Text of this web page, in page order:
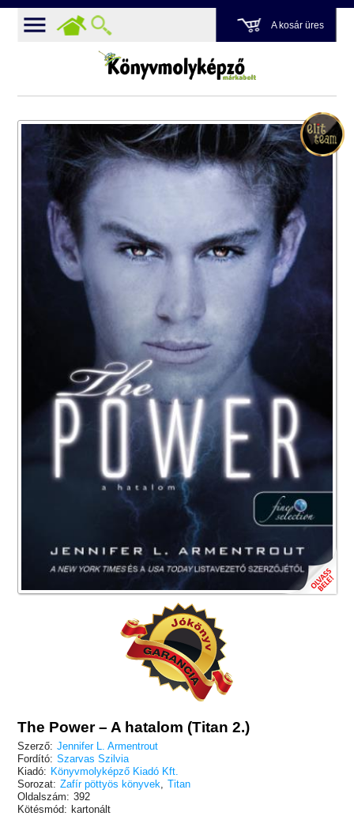
A kosár üres
The Power – A hatalom (Titan 2.)
Szerző: Jennifer L. Armentrout
Fordító: Szarvas Szilvia
Kiadó: Könyvmolyképző Kiadó Kft.
Sorozat: Zafír pöttyös könyvek
Titan
Oldalszám: 392
Kötésmód: kartonált